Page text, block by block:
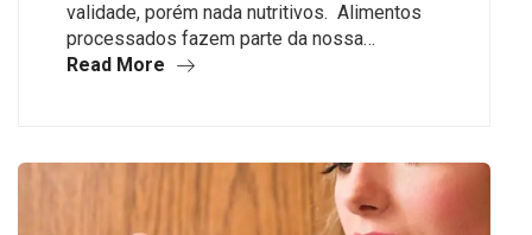
validade, porém nada nutritivos. Alimentos
processados fazem parte da nossa…
Read More